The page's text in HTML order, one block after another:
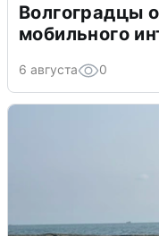
Волгоградцы
мобильного
6 августа 0